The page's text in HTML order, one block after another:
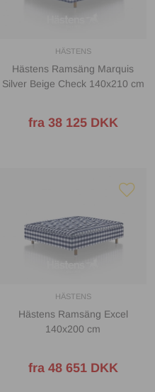
HÄSTENS
Hästens Ramsäng Marquis
Silver Beige Check 140x210 cm
fra 38 125 DKK
HÄSTENS
Hästens Ramsäng Excel
140x200 cm
fra 48 651 DKK